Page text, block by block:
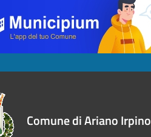
Comune di Ariano Irpino